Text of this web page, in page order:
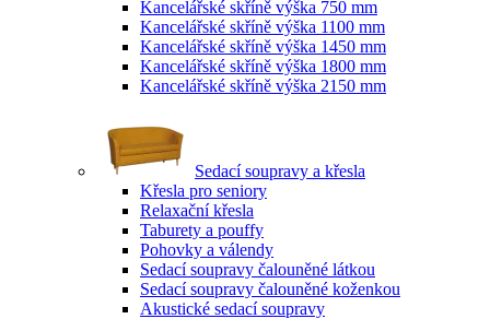
Kancelářské skříně výška 750 mm
Kancelářské skříně výška 1100 mm
Kancelářské skříně výška 1450 mm
Kancelářské skříně výška 1800 mm
Kancelářské skříně výška 2150 mm
Sedací soupravy a křesla
Křesla pro seniory
Relaxační křesla
Taburety a pouffy
Pohovky a válendy
Sedací soupravy čalouněné látkou
Sedací soupravy čalouněné koženkou
Akustické sedací soupravy